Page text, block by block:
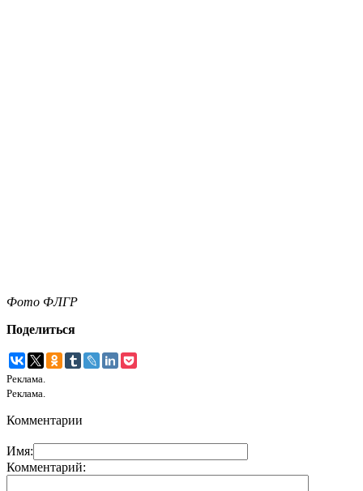
Фото ФЛГР
Поделиться
Реклама.
Реклама.
Комментарии
Имя:
Комментарий: